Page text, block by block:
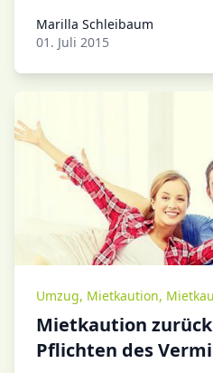
Marilla Schleibaum
Marilla Schleibaum
01. Juli 2015
Umzug, Mietkaution,
Mietkaution
Pflichten des